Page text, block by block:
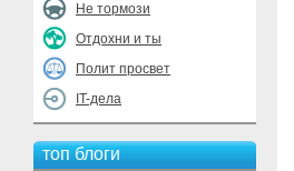
Не тормози
Отдохни и ты
Полит просвет
IT-дела
топ блоги